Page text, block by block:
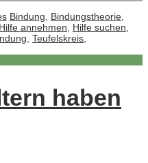
Bindung, Bindungstheorie,
Hilfe annehmen, Hilfe suchen,
, Teufelskreis,
haben